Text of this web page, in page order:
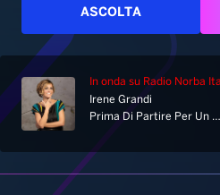
Home
Palinsesto
Notizie
ASCOLTA
In onda su Radio Norba
Irene Grandi
Prima Di Partire Per Un Lungo Viaggio